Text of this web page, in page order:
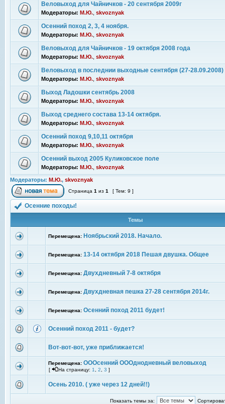
Веловыход для Чайничков - 20 сентября 2009г
Модераторы: М.Ю. skvoznyak
Осенний поход 2, 3, 4 ноября.
Модераторы: М.Ю. skvoznyak
Веловыход для Чайничков - 19 октября 2008 года
Модераторы: М.Ю. skvoznyak
Веловыход в последнии выходные сентября (27-28.09.2008)
Модераторы: М.Ю. skvoznyak
Выход Ладошки сентябрь 2008
Модераторы: М.Ю. skvoznyak
Выход среднего состава 13-14 октября.
Модераторы: М.Ю. skvoznyak
Осенний поход 9,10,11 октября
Модераторы: М.Ю. skvoznyak
Осенний выход 2005 Куликовское поле
Модераторы: М.Ю. skvoznyak
Модераторы: М.Ю., skvoznyak
Страница 1 из 1 [ Тем: 9 ]
Осенние походы!
Темы
Перемещена: Ноябрьский 2018. Начало.
Перемещена: 13-14 октября 2018 Пешая двушка. Общее
Перемещена: Двухдневный 7-8 октября
Перемещена: Двухдневная пешка 27-28 сентября 2014г.
Перемещена: Осенний поход 2011 будет!
Осенний поход 2011 - будет?
Вот-вот-вот, уже приближается!
Перемещена: ОООсенний ОООднодневный веловыход
[ На страницу: 1 2 3 ]
Осень 2010. ( уже через 12 дней!!)
Показать темы за: